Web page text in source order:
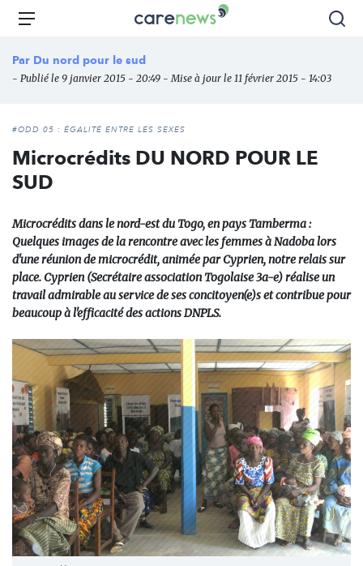
Aller
principal
Carenews,
média
des
l'engagement
Menu
Par Du nord pour le sud
- Publié le 9 janvier 2015 - 20:49 - Mise à jour le 11 février 2015 - 14:03
#ODD 05 : ÉGALITÉ ENTRE LES SEXES
Microcrédits DU NORD POUR LE
SUD
Microcrédits dans le nord-est du Togo, en pays Tamberma :
Quelques images de la rencontre avec les femmes à Nadoba lors
d'une réunion de microcrédit, animée par Cyprien, notre relais sur
place. Cyprien (Secrétaire association Togolaise 3a-e) réalise un
travail admirable au service de ses concitoyen(e)s et contribue pour
beaucoup à l'efficacité des actions DNPLS.